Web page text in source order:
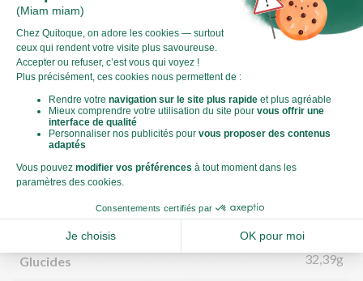
Valeurs nutritionnelles
Par personne Pour 100g
Énergie (kJ) 1 164kJ
Énergie (kCal)
Matières grasses
5,44g
Glucides 32,39g